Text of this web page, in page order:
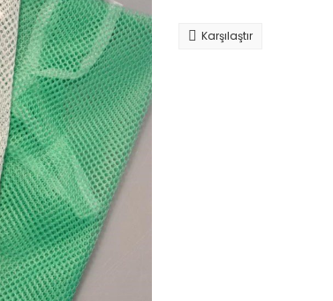
Karşılaştır